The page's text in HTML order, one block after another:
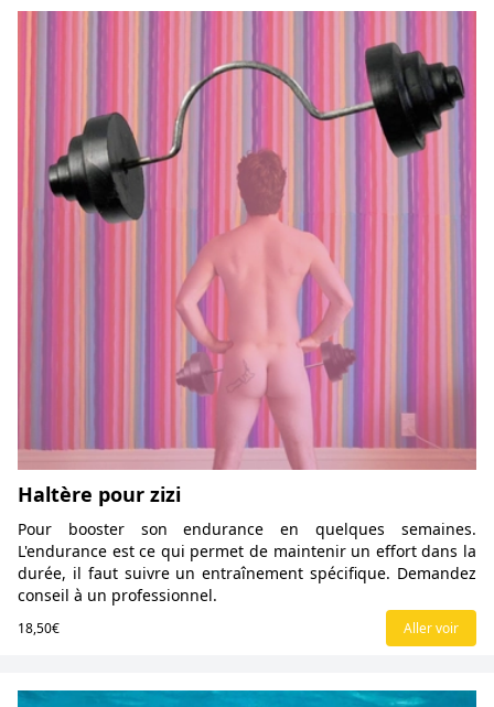
Haltère pour zizi
Pour booster son endurance en quelques semaines.
L'endurance est ce qui permet de maintenir un effort dans la
durée, il faut suivre un entraînement spécifique. Demandez
conseil à un professionnel.
18,50€ Aller voir